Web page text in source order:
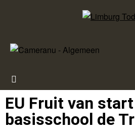
EU Fruit van
basisschool de